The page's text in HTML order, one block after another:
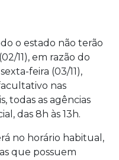
o estado não terão
11), em razão do
feira (03/11),
nas
todas as agências
das 8h às 13h.
no horário habitual,
que possuem